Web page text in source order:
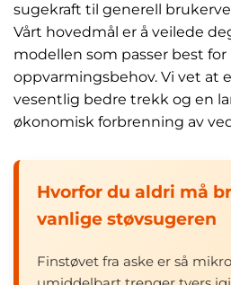
sugekraft til generell
Vårt hovedmål er å veilede
modellen som passer best
oppvarmingsbehov. Vi vet at
vesentlig bedre trekk og en
økonomisk forbrenning av
Hvorfor du aldri må
vanlige støvsugeren
Finstøvet fra aske er så